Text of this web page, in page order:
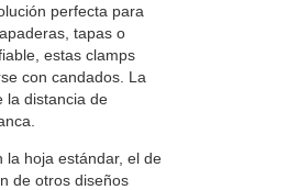
perfecta para
tapas o
estas clamps
con candados. La
la distancia de
la hoja estándar, el de
de otros diseños